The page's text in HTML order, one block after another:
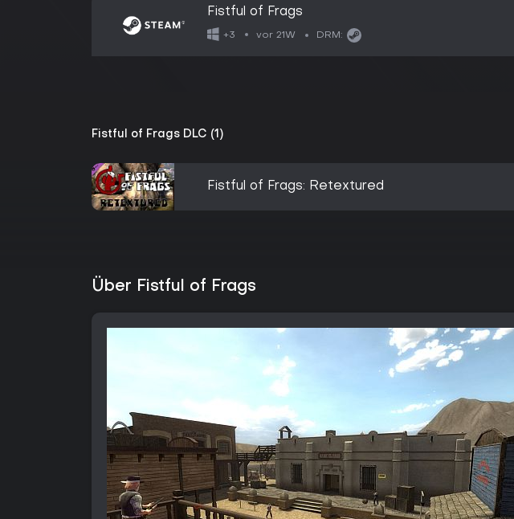
Fistful of Frags
+3 vor 21W DRM:
Fistful of Frags DLC (1)
Fistful of Frags: Retextured
Über Fistful of Frags